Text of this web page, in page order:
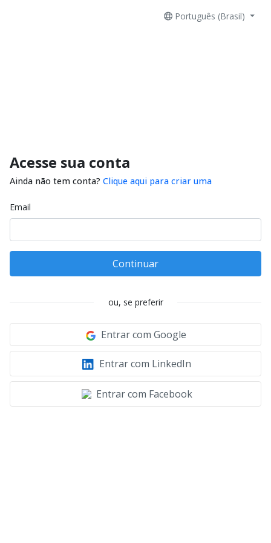
Português (Brasil)
Acesse sua conta
Ainda não tem conta? Clique aqui para criar uma
Email
Continuar
ou, se preferir
Entrar com Google
Entrar com LinkedIn
Entrar com Facebook